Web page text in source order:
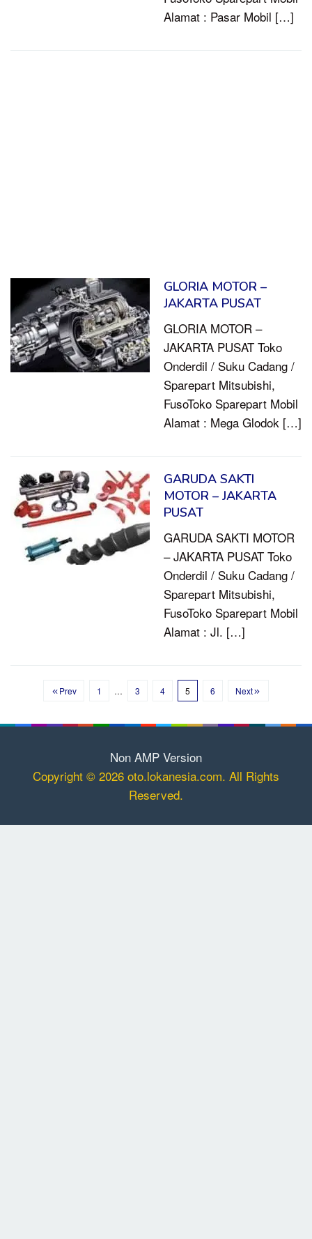
Alamat : Pasar Mobil […]
GLORIA MOTOR –
JAKARTA PUSAT
GLORIA MOTOR –
JAKARTA PUSAT Toko
Onderdil / Suku Cadang /
Sparepart Mitsubishi,
FusoToko Sparepart Mobil
Alamat : Mega Glodok […]
GARUDA SAKTI
MOTOR – JAKARTA
PUSAT
GARUDA SAKTI MOTOR
– JAKARTA PUSAT Toko
Onderdil / Suku Cadang /
Sparepart Mitsubishi,
FusoToko Sparepart Mobil
Alamat : Jl. […]
Prev 1 … 3 4 5 6 Next
Non AMP Version
Copyright © 2026 oto.lokanesia.com. All Rights
Reserved.